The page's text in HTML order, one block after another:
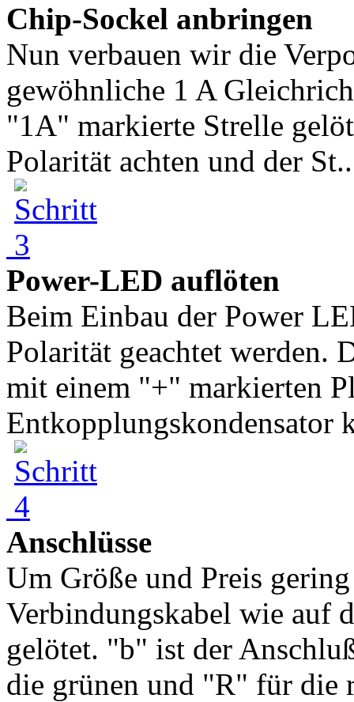
Chip-Sockel anbringen
Nun verbauen wir die
gewöhnliche 1 A
"1A" markierte Strelle
Polarität achten und der
Power-LED auflöten
Beim Einbau der Power
Polarität geachtet werden.
mit einem "+" markierten
Entkopplungskondensator
Anschlüsse
Um Größe und Preis
Verbindungskabel wie auf
gelötet. "b" ist der
die grünen und "R" für die